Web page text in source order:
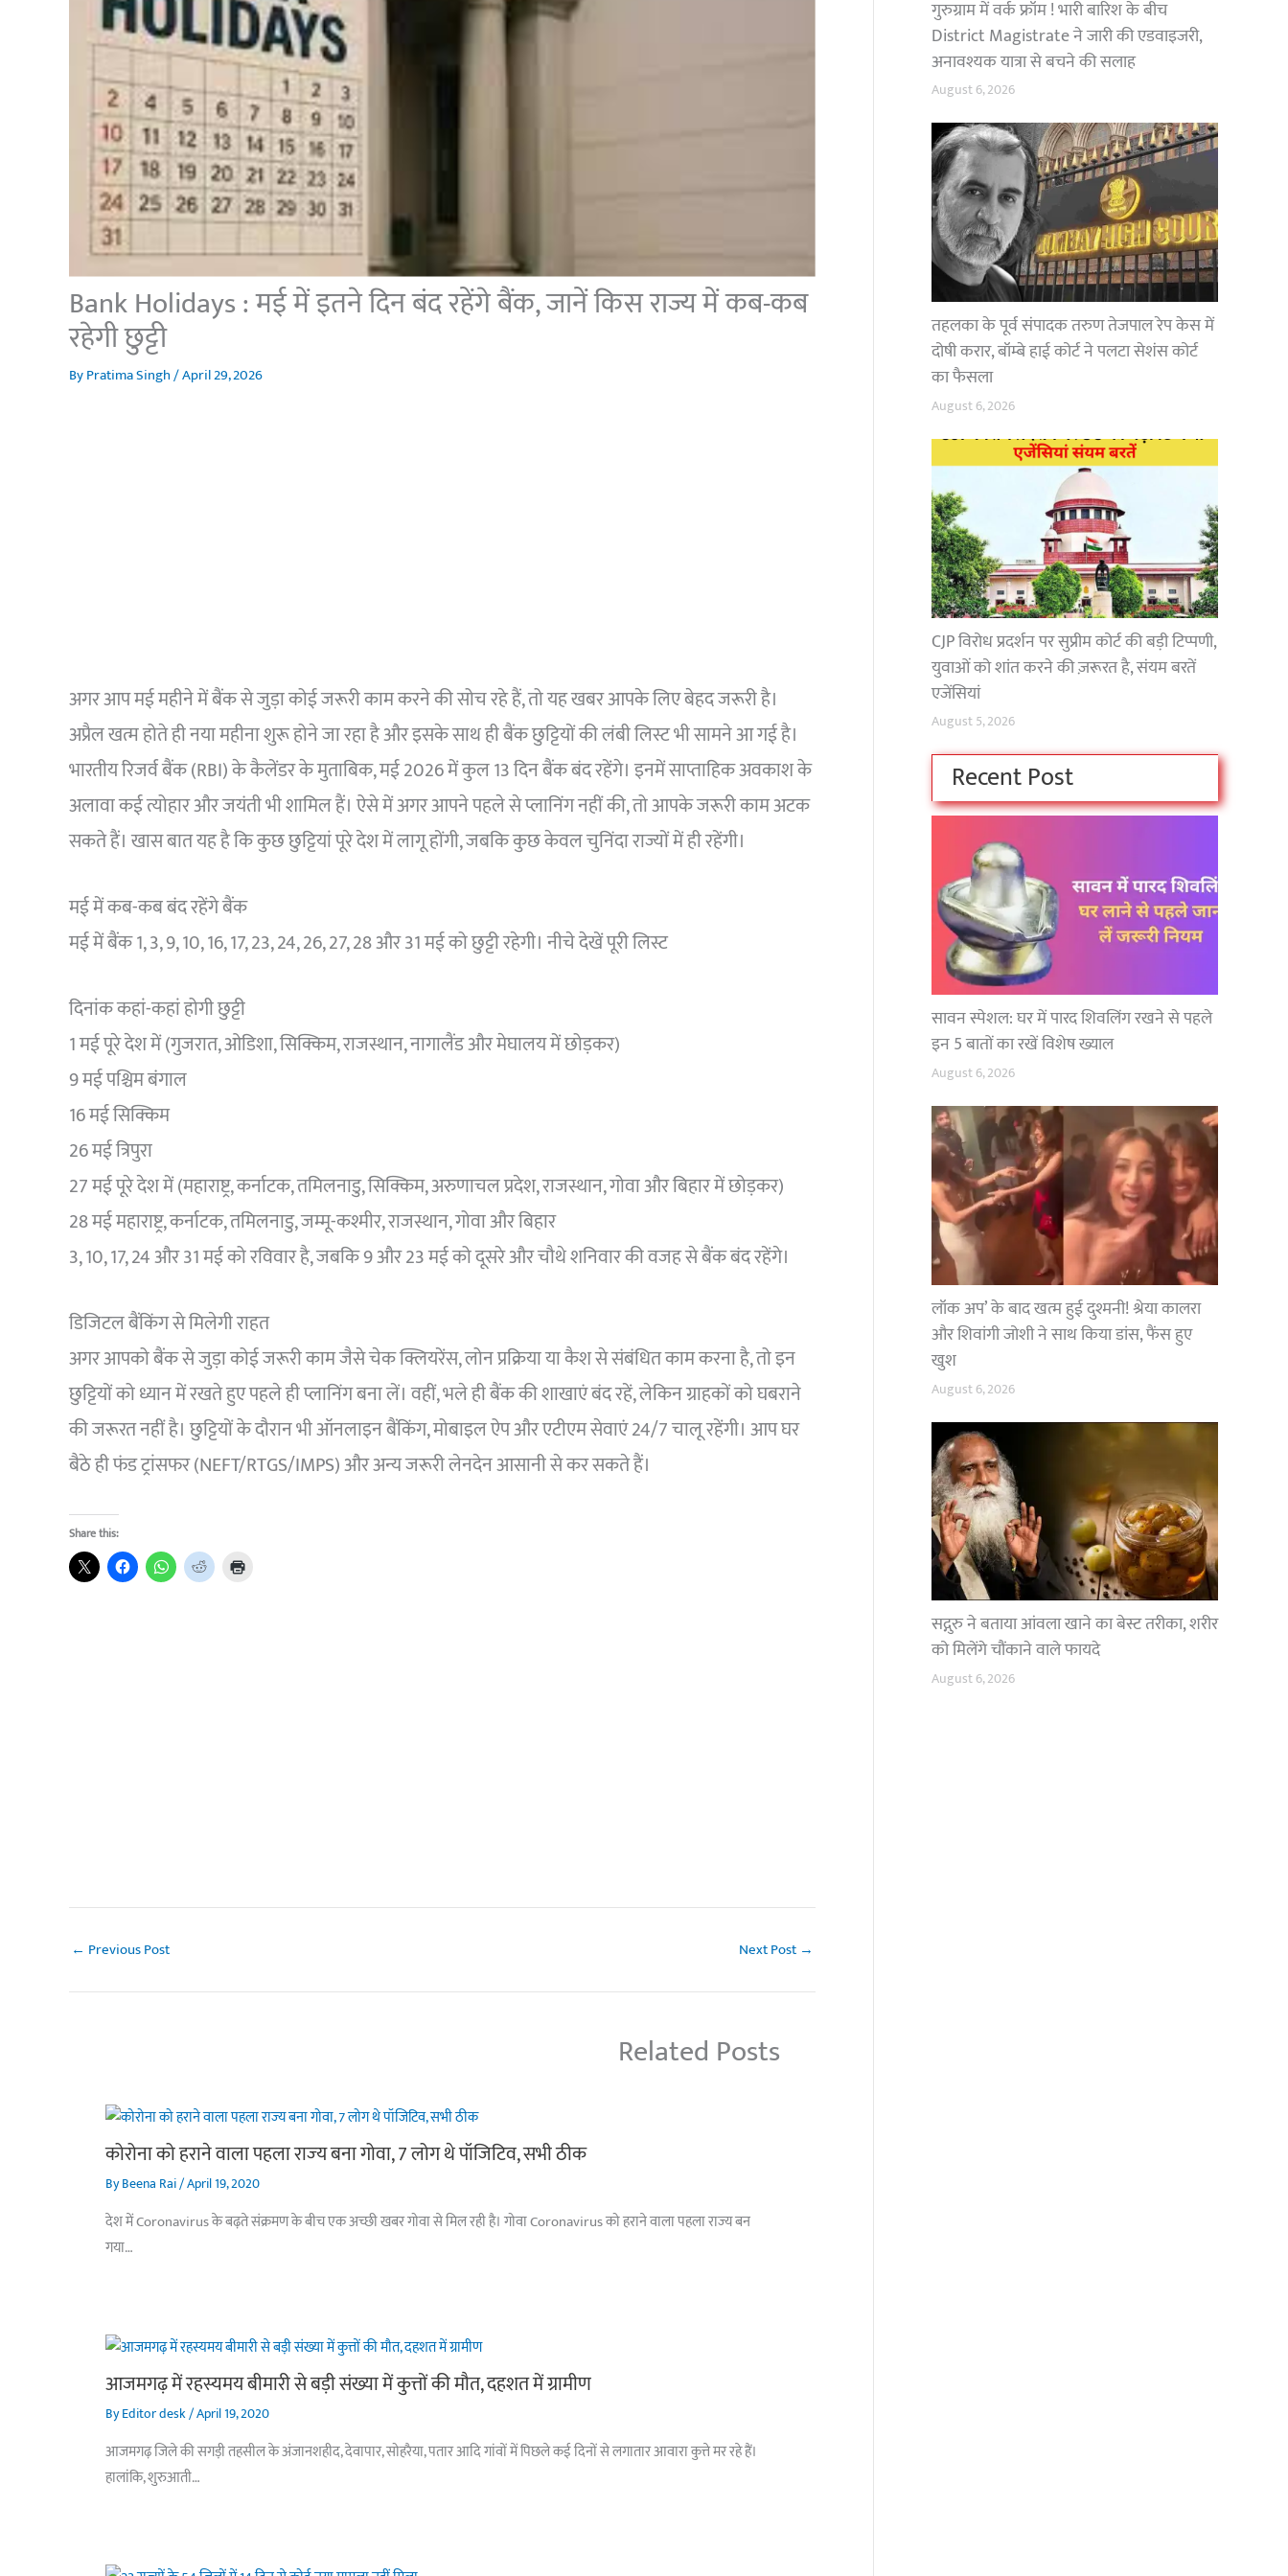
Bank Holidays : मई में इतने दिन बंद रहेंगे बैंक, जानें किस राज्य में कब-कब
रहेगी छुट्टी
ByPratima Singh/April 29, 2026
अगर आप मई महीने में बैंक से जुड़ा कोई जरूरी काम करने की सोच रहे हैं, तो यह खबर आपके लिए बेहद जरूरी है।
अप्रैल खत्म होते ही नया महीना शुरू होने जा रहा है और इसके साथ ही बैंक छुट्टियों की लंबी लिस्ट भी सामने आ गई है।
भारतीय रिजर्व बैंक (RBI) के कैलेंडर के मुताबिक, मई 2026 में कुल 13 दिन बैंक बंद रहेंगे। इनमें साप्ताहिक अवकाश के
अलावा कई त्योहार और जयंती भी शामिल हैं। ऐसे में अगर आपने पहले से प्लानिंग नहीं की, तो आपके जरूरी काम अटक
सकते हैं। खास बात यह है कि कुछ छुट्टियां पूरे देश में लागू होंगी, जबकि कुछ केवल चुनिंदा राज्यों में ही रहेंगी।
मई में कब-कब बंद रहेंगे बैंक
मई में बैंक 1, 3, 9, 10, 16, 17, 23, 24, 26, 27, 28 और 31 मई को छुट्टी रहेगी। नीचे देखें पूरी लिस्ट
दिनांक कहां-कहां होगी छुट्टी
1 मई पूरे देश में (गुजरात, ओडिशा, सिक्किम, राजस्थान, नागालैंड और मेघालय में छोड़कर)
9 मई पश्चिम बंगाल
16 मई सिक्किम
26 मई त्रिपुरा
27 मई पूरे देश में (महाराष्ट्र, कर्नाटक, तमिलनाडु, सिक्किम, अरुणाचल प्रदेश, राजस्थान, गोवा और बिहार में छोड़कर)
28 मई महाराष्ट्र, कर्नाटक, तमिलनाडु, जम्मू-कश्मीर, राजस्थान, गोवा और बिहार
3, 10, 17, 24 और 31 मई को रविवार है, जबकि 9 और 23 मई को दूसरे और चौथे शनिवार की वजह से बैंक बंद रहेंगे।
डिजिटल बैंकिंग से मिलेगी राहत
अगर आपको बैंक से जुड़ा कोई जरूरी काम जैसे चेक क्लियरेंस, लोन प्रक्रिया या कैश से संबंधित काम करना है, तो इन
छुट्टियों को ध्यान में रखते हुए पहले ही प्लानिंग बना लें। वहीं, भले ही बैंक की शाखाएं बंद रहें, लेकिन ग्राहकों को घबराने
की जरूरत नहीं है। छुट्टियों के दौरान भी ऑनलाइन बैंकिंग, मोबाइल ऐप और एटीएम सेवाएं 24/7 चालू रहेंगी। आप घर
बैठे ही फंड ट्रांसफर (NEFT/RTGS/IMPS) और अन्य जरूरी लेनदेन आसानी से कर सकते हैं।
Share this:
← Previous Post Next Post →
Related Posts
कोरोना को हराने वाला पहला राज्‍य बना गोवा, 7 लोग थे पॉजिटिव, सभी ठीक
ByBeena Rai/April 19, 2020
देश में Coronavirus के बढ़ते संक्रमण के बीच एक अच्‍छी खबर गोवा से मिल रही है। गोवा Coronavirus को हराने वाला पहला राज्‍य बन
गया…
आजमगढ़ में रहस्यमय बीमारी से बड़ी संख्या में कुत्तों की मौत, दहशत में ग्रामीण
ByEditor desk/April 19, 2020
आजमगढ़ जिले की सगड़ी तहसील के अंजानशहीद, देवापार, सोहरैया, पतार आदि गांवों में पिछले कई दिनों से लगातार आवारा कुत्ते मर रहे हैं।
हालांकि, शुरुआती…
गुरुग्राम में वर्क फ्रॉम ! भारी बारिश के बीच
District Magistrate ने जारी की एडवाइजरी,
अनावश्यक यात्रा से बचने की सलाह
August 6, 2026
तहलका के पूर्व संपादक तरुण तेजपाल रेप केस में
दोषी करार, बॉम्बे हाई कोर्ट ने पलटा सेशंस कोर्ट
का फैसला
August 6, 2026
CJP विरोध प्रदर्शन पर सुप्रीम कोर्ट की बड़ी टिप्पणी,
युवाओं को शांत करने की ज़रूरत है, संयम बरतें
एजेंसियां
August 5, 2026
Recent Post
सावन स्पेशल: घर में पारद शिवलिंग रखने से पहले
इन 5 बातों का रखें विशेष ख्याल
August 6, 2026
लॉक अप’ के बाद खत्म हुई दुश्मनी! श्रेया कालरा
और शिवांगी जोशी ने साथ किया डांस, फैंस हुए
खुश
August 6, 2026
सद्गुरु ने बताया आंवला खाने का बेस्ट तरीका, शरीर
को मिलेंगे चौंकाने वाले फायदे
August 6, 2026